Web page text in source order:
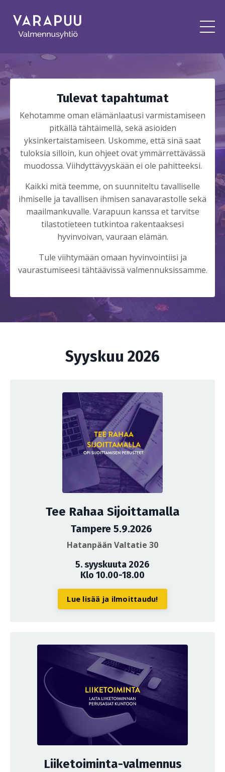
Tulevat tapahtumat
Kehotamme oman elämänlaatusi varmistamiseen
pitkällä tähtäimellä, sekä asioiden
yksinkertaistamiseen. Uskomme, että sinä saat
tuloksia silloin, kun ohjeet ovat ymmärrettävässä
muodossa. Viihdyttävyyskään ei ole pahitteeksi.
Kaikki mitä teemme, on suunniteltu tavalliselle
ihmiselle ja tavallisen ihmisen sanavarastolle sekä
maailmankuvalle. Varapuun kanssa et tarvitse
tilastotieteen tutkintoa rakentaaksesi
hyvinvoivan, vauraan elämän.
Tule viihtymään omaan hyvinvointiisi ja
vaurastumiseesi tähtäävissä valmennuksissamme.
Syyskuu 2026
Tee Rahaa Sijoittamalla
Tampere 5.9.2026
Hatanpään Valtatie 30
5. syyskuuta 2026
Klo 10.00-18.00
Lue lisää ja ilmoittaudu!
Liiketoiminta-valmennus